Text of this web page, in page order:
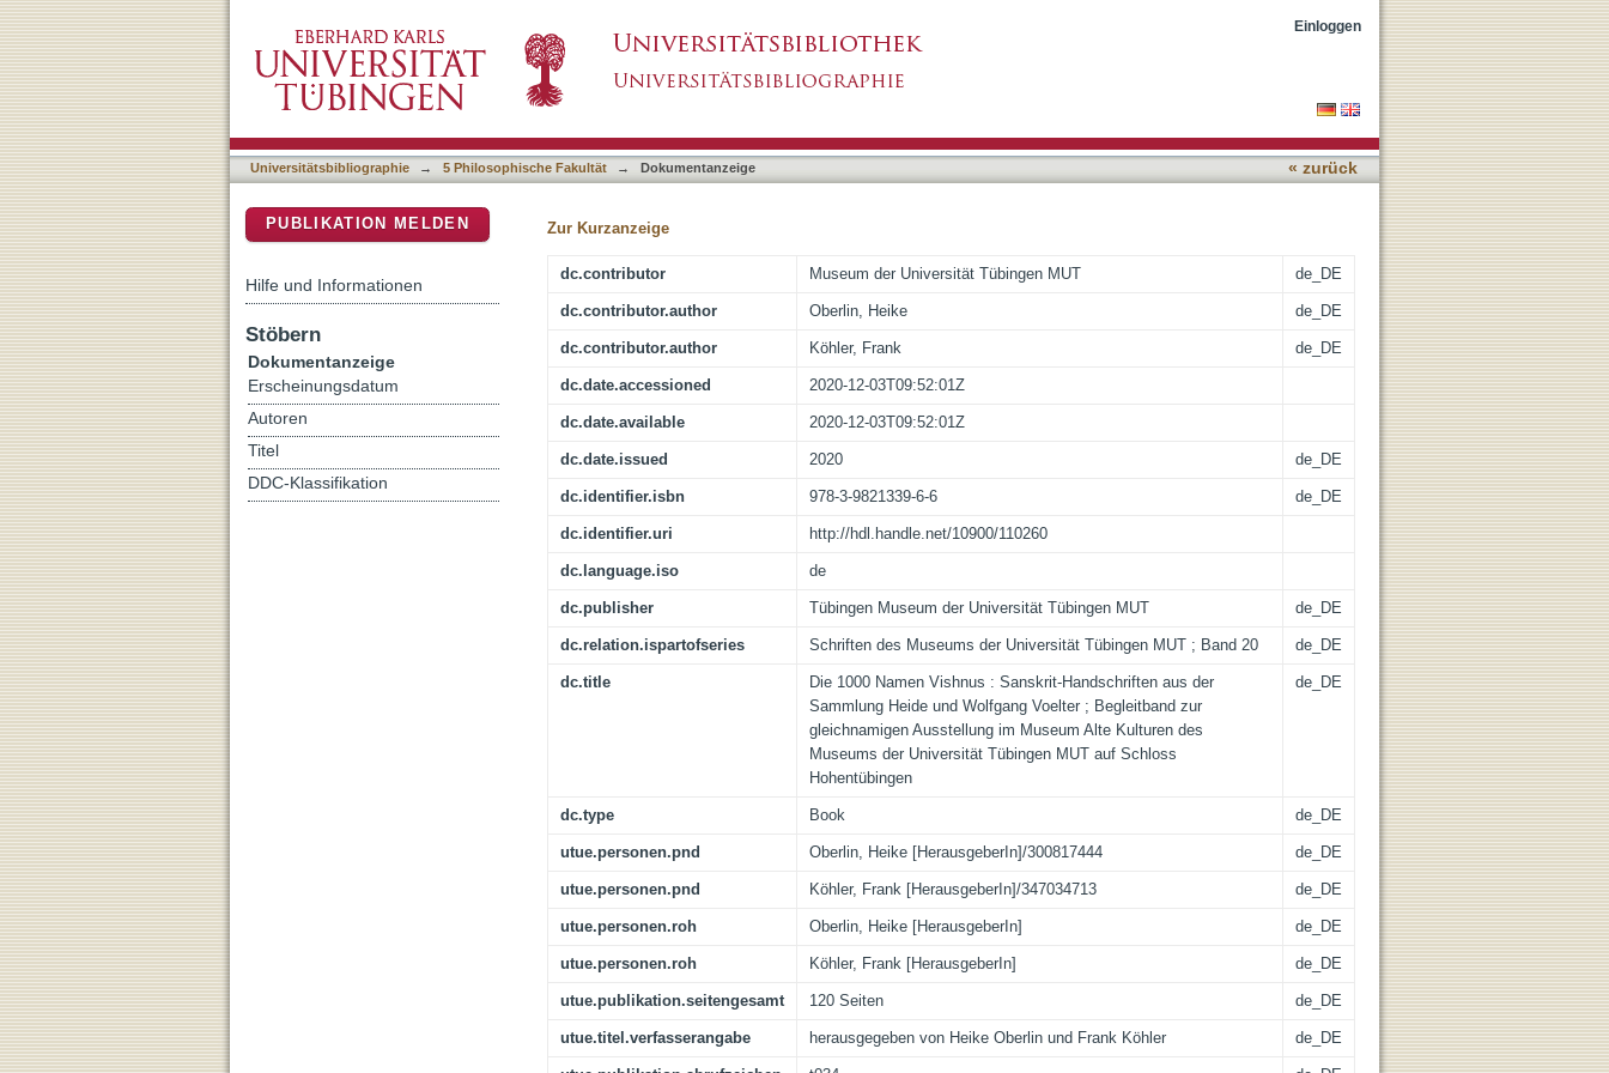
Die 1000 Namen Vishnus : Sanskrit-Handschriften aus der Sammlung Heide und Wolfgang Voelter
; Begleitband zur gleichnamigen Ausstellung im Museum Alte Kulturen des Museums der
Universität Tübingen MUT auf Schloss Hohentübingen
Einloggen
Universitätsbibliographie → 5 Philosophische Fakultät → Dokumentanzeige « zurück
Zur Kurzanzeige
dc.contributor Museum der Universität Tübingen MUT de_DE
dc.contributor.author Oberlin, Heike de_DE
dc.contributor.author Köhler, Frank de_DE
dc.date.accessioned 2020-12-03T09:52:01Z
dc.date.available 2020-12-03T09:52:01Z
dc.date.issued 2020 de_DE
dc.identifier.isbn 978-3-9821339-6-6 de_DE
dc.identifier.uri http://hdl.handle.net/10900/110260
dc.language.iso de
dc.publisher Tübingen Museum der Universität Tübingen MUT de_DE
dc.relation.ispartofseries Schriften des Museums der Universität Tübingen MUT ; Band 20 de_DE
dc.title
Die 1000 Namen Vishnus : Sanskrit-Handschriften aus der
Sammlung Heide und Wolfgang Voelter ; Begleitband zur
gleichnamigen Ausstellung im Museum Alte Kulturen des
Museums der Universität Tübingen MUT auf Schloss
Hohentübingen
de_DE
dc.type Book de_DE
utue.personen.pnd Oberlin, Heike [HerausgeberIn]/300817444 de_DE
utue.personen.pnd Köhler, Frank [HerausgeberIn]/347034713 de_DE
utue.personen.roh Oberlin, Heike [HerausgeberIn] de_DE
utue.personen.roh Köhler, Frank [HerausgeberIn] de_DE
utue.publikation.seitengesamt 120 Seiten de_DE
utue.titel.verfasserangabe herausgegeben von Heike Oberlin und Frank Köhler de_DE
PUBLIKATION MELDEN
Hilfe und Informationen
Stöbern
Dokumentanzeige
Erscheinungsdatum
Autoren
Titel
DDC-Klassifikation